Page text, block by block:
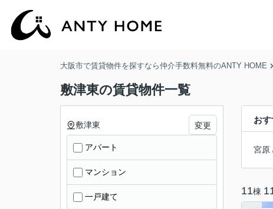
大阪市で賃貸物件を探すなら仲介手数料無料のANTY HOME
敷津東の賃貸物件一覧
お
宮原
11棟
敷津東 変更
アパート
マンション
一戸建て